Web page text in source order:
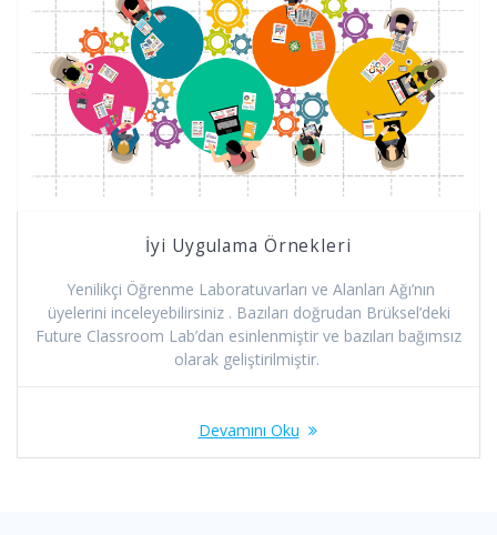
İyi Uygulama Örnekleri
Yenilikçi Öğrenme Laboratuvarları ve Alanları Ağı’nın
üyelerini inceleyebilirsiniz . Bazıları doğrudan Brüksel’deki
Future Classroom Lab’dan esinlenmiştir ve bazıları bağımsız
olarak geliştirilmiştir.
Devamını Oku